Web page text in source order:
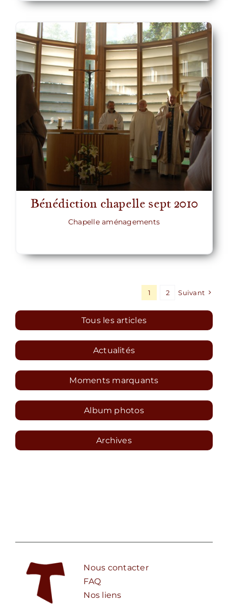
Bénédiction chapelle sept 2010
Chapelle aménagements
1 2 Suivant
Tous les articles
Actualités
Moments marquants
Album photos
Archives
Nous contacter
FAQ
Nos liens